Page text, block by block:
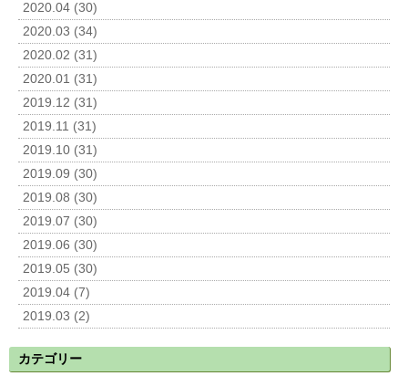
2020.04 (30)
2020.03 (34)
2020.02 (31)
2020.01 (31)
2019.12 (31)
2019.11 (31)
2019.10 (31)
2019.09 (30)
2019.08 (30)
2019.07 (30)
2019.06 (30)
2019.05 (30)
2019.04 (7)
2019.03 (2)
カテゴリー